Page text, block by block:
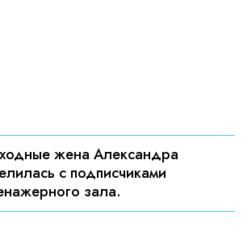
жена Александра
с подписчиками
зала.